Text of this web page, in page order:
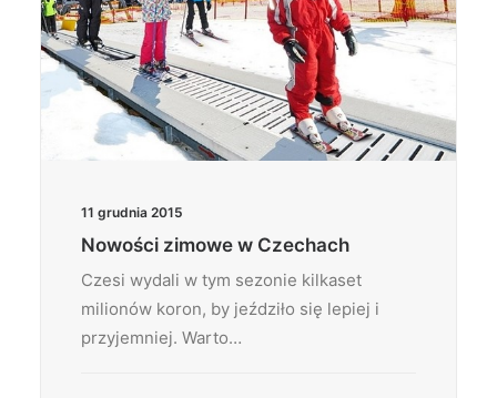
11 grudnia 2015
Nowości zimowe w Czechach
Czesi wydali w tym sezonie kilkaset
milionów koron, by jeździło się lepiej i
przyjemniej. Warto…